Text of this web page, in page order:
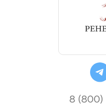
8 (800)